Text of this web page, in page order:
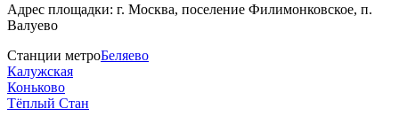
Адрес площадки: г. Москва, поселение Филимонковское, п.
Валуево
Станции метроБеляево
Калужская
Коньково
Тёплый Стан